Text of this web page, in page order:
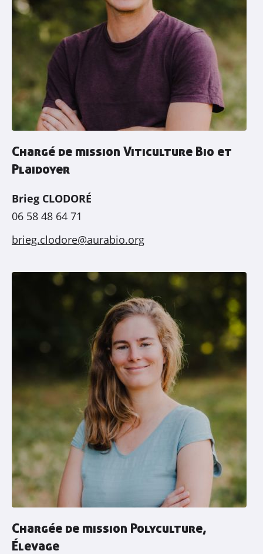
Chargé de mission Viticulture Bio et
Plaidoyer
Brieg CLODORÉ
06 58 48 64 71
brieg.clodore@aurabio.org
Chargée de mission Polyculture,
Élevage